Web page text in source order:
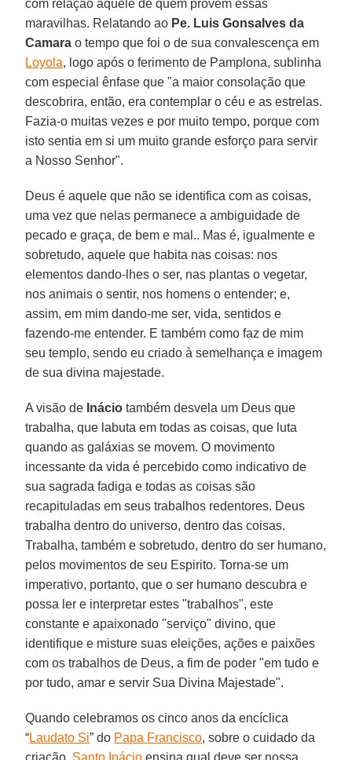
com relação aquele de quem provem essas
maravilhas. Relatando ao Pe. Luis Gonsalves da
Camara o tempo que foi o de sua convalescença em
Loyola, logo após o ferimento de Pamplona, sublinha
com especial ênfase que "a maior consolação que
descobrira, então, era contemplar o céu e as estrelas.
Fazia-o muitas vezes e por muito tempo, porque com
isto sentia em si um muito grande esforço para servir
a Nosso Senhor".
Deus é aquele que não se identifica com as coisas,
uma vez que nelas permanece a ambiguidade de
pecado e graça, de bem e mal.. Mas é, igualmente e
sobretudo, aquele que habita nas coisas: nos
elementos dando-lhes o ser, nas plantas o vegetar,
nos animais o sentir, nos homens o entender; e,
assim, em mim dando-me ser, vida, sentidos e
fazendo-me entender. E também como faz de mim
seu templo, sendo eu criado à semelhança e imagem
de sua divina majestade.
A visão de Inácio também desvela um Deus que
trabalha, que labuta em todas as coisas, que luta
quando as galáxias se movem. O movimento
incessante da vida é percebido como indicativo de
sua sagrada fadiga e todas as coisas são
recapituladas em seus trabalhos redentores. Deus
trabalha dentro do universo, dentro das coisas.
Trabalha, também e sobretudo, dentro do ser humano,
pelos movimentos de seu Espirito. Torna-se um
imperativo, portanto, que o ser humano descubra e
possa ler e interpretar estes "trabalhos", este
constante e apaixonado "serviço" divino, que
identifique e misture suas eleições, ações e paixões
com os trabalhos de Deus, a fim de poder "em tudo e
por tudo, amar e servir Sua Divina Majestade".
Quando celebramos os cinco anos da encíclica
“Laudato Si” do Papa Francisco, sobre o cuidado da
criação, Santo Inácio ensina qual deve ser nossa